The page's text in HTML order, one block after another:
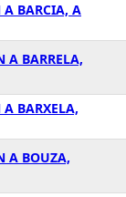
A BARCIA, A
A BARRELA,
BARXELA,
A BOUZA,